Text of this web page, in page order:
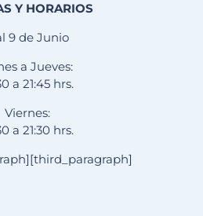
Y HORARIOS
9 de Junio
a Jueves:
a 21:45 hrs.
Viernes:
a 21:30 hrs.